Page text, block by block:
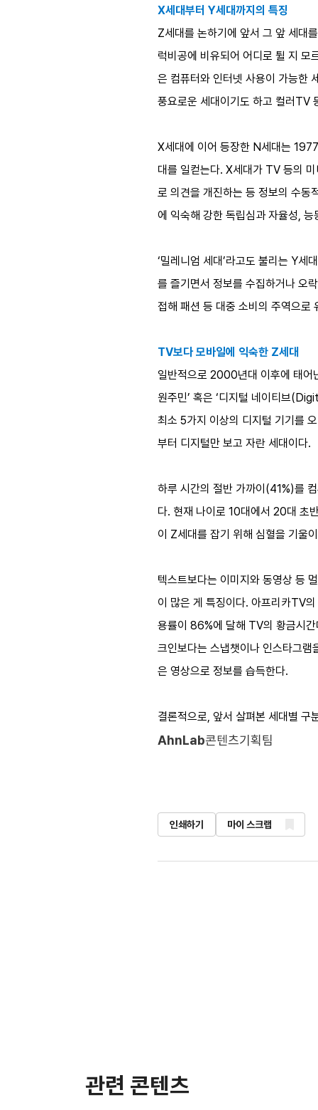
X세대부터 Y세대까지의 특징
Z세대를 논하기에 앞서 그 앞 세대
럭비공에 비유되어 어디로 튈 지
은 컴퓨터와 인터넷 사용이 가능한
풍요로운 세대이기도 하고 컬러TV
X세대에 이어 등장한 N세대는
대를 일컫는다. X세대가 TV 등의
로 의견을 개진하는 등 정보의 수동
에 익숙해 강한 독립심과 자율성,
‘밀레니엄 세대’라고도 불리는 Y
를 즐기면서 정보를 수집하거나 오
접해 패션 등 대중 소비의 주역으로
TV보다 모바일에 익숙한 Z세대
일반적으로 2000년대 이후에 태어
원주민’ 혹은 ‘디지털 네이티브
최소 5가지 이상의 디지털 기기를
부터 디지털만 보고 자란 세대이다.
하루 시간의 절반 가까이(41%)를
다. 현재 나이로 10대에서 20대 초
이 Z세대를 잡기 위해 심혈을 기울
텍스트보다는 이미지와 동영상 등
이 많은 게 특징이다. 아프리카TV
용률이 86%에 달해 TV의 황금시
크인보다는 스냅챗이나 인스타그램
은 영상으로 정보를 습득한다.
결론적으로, 앞서 살펴본 세대별 구
AhnLab콘텐츠기획팀
인쇄하기 마이 스크랩
관련 콘텐츠